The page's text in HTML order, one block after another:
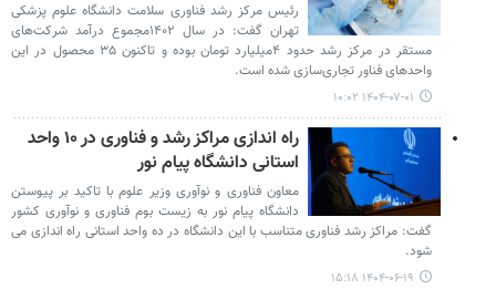
رئیس مرکز رشد فناوری سلامت دانشگاه علوم پزشکی
تهران گفت: در سال ۱۴۰۲مجموع درآمد شرکت‌های
مستقر در مرکز رشد حدود ۴میلیارد تومان بوده و تاکنون ۳۵ محصول در این
واحدهای فناور تجاری‌سازی شده است.
۱۴۰۴-۰۷-۰۱ ۱۰:۰۲
راه اندازی مراکز رشد و فناوری در ۱۰ واحد
استانی دانشگاه پیام نور
معاون فناوری و نوآوری وزیر علوم با تاکید بر پیوستن
دانشگاه پیام نور به زیست بوم فناوری و نوآوری کشور
گفت: مراکز رشد فناوری متناسب با این دانشگاه در ده واحد استانی راه اندازی می
شود.
۱۴۰۴-۰۶-۱۹ ۱۵:۱۸